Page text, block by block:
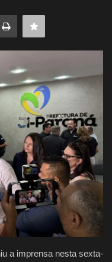
a imprensa nesta sexta-